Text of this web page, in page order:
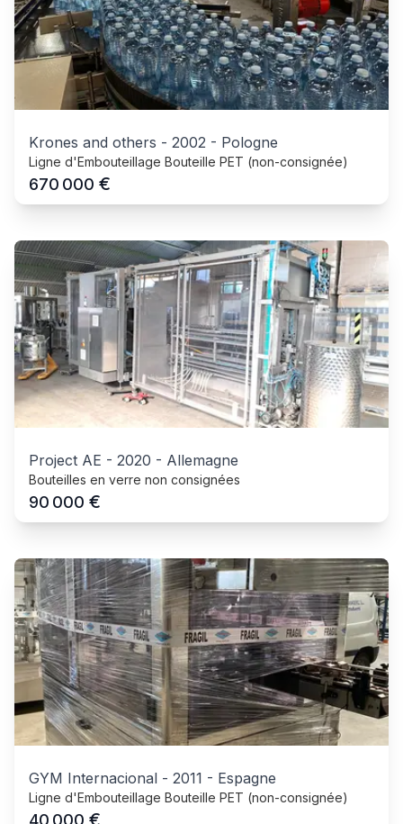
Krones and others - 2002 - Pologne
Ligne d'Embouteillage Bouteille PET (non-consignée)
670 000 €
Project AE - 2020 - Allemagne
Bouteilles en verre non consignées
90 000 €
GYM Internacional - 2011 - Espagne
Ligne d'Embouteillage Bouteille PET (non-consignée)
40 000 €